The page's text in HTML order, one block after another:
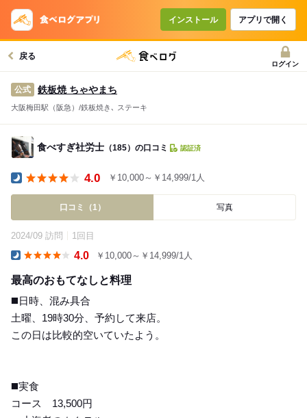
インストール アプリで開く
戻る
ログイン
公式 鉄板焼 ちゃやまち
大阪梅田駅（阪急）/鉄板焼き､ ステーキ
食べすぎ社労士 （185）の口コミ 認証済
4.0 ￥10,000～￥14,999/1人
口コミ（1） 写真
2024/09 訪問 1回目
4.0 ￥10,000～￥14,999/1人
最高のおもてなしと料理
◼️日時、混み具合
土曜、19時30分、予約して来店。
この日は比較的空いていたよう。
◼️実食
コース 13,500円